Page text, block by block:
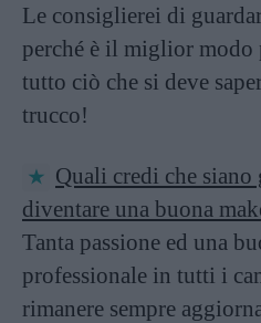
Le consiglierei di
perché è il miglior modo
tutto ciò che si deve
trucco!
Quali credi che
diventare una buona
Tanta passione ed una
professionale in tutti i
rimanere sempre